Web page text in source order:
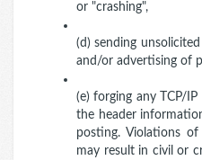
or "crashing",
(d) sending
and/or advertising of
(e) forging any TCP/
the header
posting. Violations
may result in civil or